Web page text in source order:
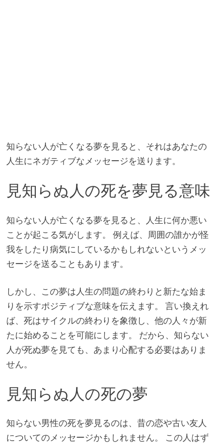
知らない人が亡くなる夢を見ると、それはあなたの
人生にネガティブなメッセージを送ります。
見知らぬ人の死を夢見る意味
知らない人が亡くなる夢を見ると、人生に何か悪い
ことが起こる気がします。 例えば、周囲の誰かが怪
我をしたり病気にしているかもしれないというメッ
セージを送ることもあります。
しかし、この夢は人生の問題の終わりと新たな始ま
りを示すポジティブな意味を伝えます。 言い換えれ
ば、死はサイクルの終わりを象徴し、他の人々が新
たに始めることを可能にします。 だから、知らない
人が死ぬ夢を見ても、あまり心配する必要はありま
せん。
見知らぬ人の死の夢
知らない男性の死を夢見るのは、昔の恋や古い友人
についてのメッセージかもしれません。 この人はず